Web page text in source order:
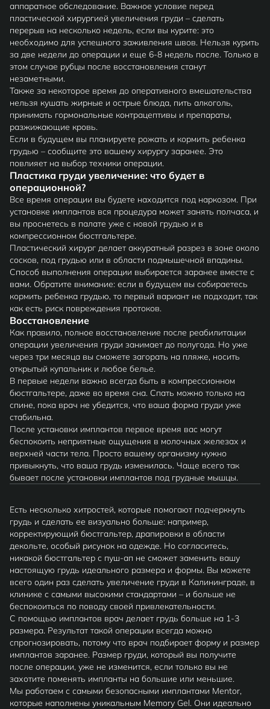
аппаратное обследование. Важное условие перед
пластической хирургией увеличения груди – сделать
перерыв на несколько недель, если вы курите: это
необходимо для успешного заживления швов. Нельзя курить
за две недели до операции и еще 6-8 недель после. Только в
этом случае рубцы после восстановления станут
незаметными.
Также за некоторое время до оперативного вмешательства
нельзя кушать жирные и острые блюда, пить алкоголь,
принимать гормональные контрацептивы и препараты,
разжижающие кровь.
Если в будущем вы планируете рожать и кормить ребенка
грудью – сообщите это вашему хирургу заранее. Это
повлияет на выбор техники операции.
Пластика груди увеличение: что будет в
операционной?
Все время операции вы будете находится под наркозом. При
установке имплантов вся процедура может занять полчаса, и
вы проснетесь в палате уже с новой грудью и в
компрессионном бюстгальтере.
Пластический хирург делает аккуратный разрез в зоне около
сосков, под грудью или в области подмышечной впадины.
Способ выполнения операции выбирается заранее вместе с
вами. Обратите внимание: если в будущем вы собираетесь
кормить ребенка грудью, то первый вариант не подходит, так
как есть риск повреждения протоков.
Восстановление
Как правило, полное восстановление после реабилитации
операции увеличения груди занимает до полугода. Но уже
через три месяца вы сможете загорать на пляже, носить
открытый купальник и любое белье.
В первые недели важно всегда быть в компрессионном
бюстгальтере, даже во время сна. Спать можно только на
спине, пока врач не убедится, что ваша форма груди уже
стабильна.
После установки имплантов первое время вас могут
беспокоить неприятные ощущения в молочных железах и
верхней части тела. Просто вашему организму нужно
привыкнуть, что ваша грудь изменилась. Чаще всего так
бывает после установки имплантов под грудные мышцы.
Есть несколько хитростей, которые помогают подчеркнуть
грудь и сделать ее визуально больше: например,
корректирующий бюстгальтер, драпировки в области
декольте, особый рисунок на одежде. Но согласитесь,
никакой бюстгальтер с пуш-ап не сможет заменить вашу
настоящую грудь идеального размера и формы. Вы можете
всего один раз сделать увеличение груди в Калининграде, в
клинике с самыми высокими стандартами – и больше не
беспокоиться по поводу своей привлекательности.
С помощью имплантов врач делает грудь больше на 1-3
размера. Результат такой операции всегда можно
спрогнозировать, потому что врач подбирает форму и размер
имплантов заранее. Размер груди, который вы получите
после операции, уже не изменится, если только вы не
захотите поменять импланты на большие или меньшие.
Мы работаем с самыми безопасными имплантами Mentor,
которые наполнены уникальным Memory Gel. Они идеально